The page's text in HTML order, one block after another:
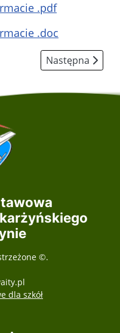
.pdf
.doc
Edukacji
Następna
Następna
©.
dla szkółotwiera się w